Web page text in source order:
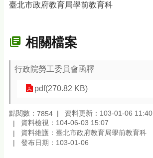
臺北市政府教育局學前教育科
相關檔案
行政院勞工委員會函釋
pdf(270.82 KB)
點閱數： 7854
資料更新：103-01-06 11:40
資料檢視：104-06-03 15:07
資料維護：臺北市政府教育局學前教育科
發布日期：103-01-06